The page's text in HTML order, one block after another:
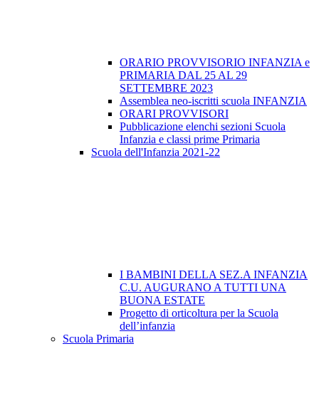
ORARIO PROVVISORIO INFANZIA e
PRIMARIA DAL 25 AL 29
SETTEMBRE 2023
Assemblea neo-iscritti scuola INFANZIA
ORARI PROVVISORI
Pubblicazione elenchi sezioni Scuola
Infanzia e classi prime Primaria
Scuola dell'Infanzia 2021-22
I BAMBINI DELLA SEZ.A INFANZIA
C.U. AUGURANO A TUTTI UNA
BUONA ESTATE
Progetto di orticoltura per la Scuola
dell’infanzia
Scuola Primaria